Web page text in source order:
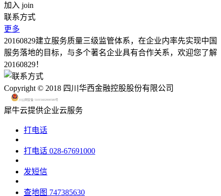
加入 join
联系方式
更多
20160829建立服务质量三级监管体系，在企业内率先实现中国
服务落地的目标，与多个著名企业具有合作关系，欢迎您了解
20160829！
Copyright © 2018 四川华西金融控股股份有限公司
川公网安备 51015602000580号
犀牛云提供企业云服务
打电话
打电话 028-67691000
发短信
查地图 747385630